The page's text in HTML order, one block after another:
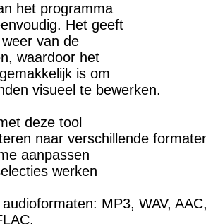
het programma
Het geeft
van de
waardoor het
is om
visueel te bewerken.
deze tool
naar verschillende
aanpassen
werken
MP3, WAV,